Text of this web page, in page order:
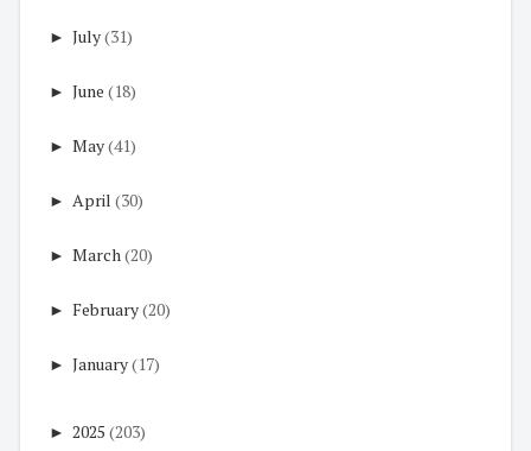
► July(31)
► June (18)
► May(41)
► April (30)
► March(20)
► February(20)
► January(17)
► 2025 (203)